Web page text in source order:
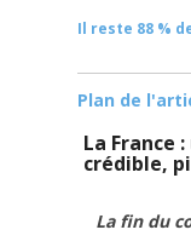
Il reste 88 %
Plan de
La France
crédible,
La fin du